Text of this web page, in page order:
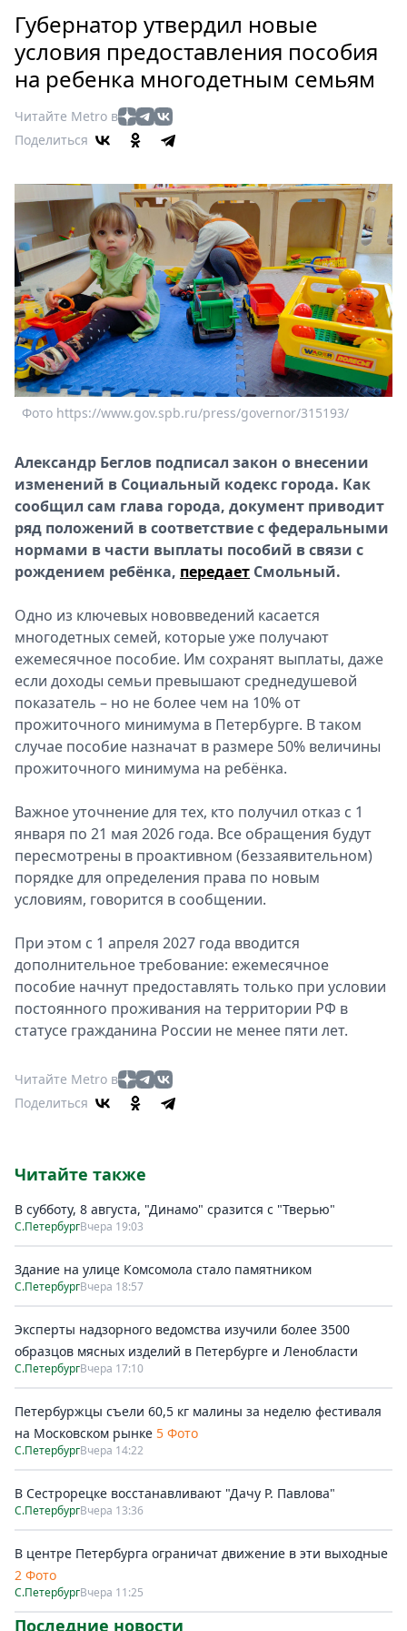
Россия
Мир
Здоровье
Туризм
Мода
Театр
Кино
Афиша
Книги
Выставки
Пресс-
релизы
О
Metro
Стримы
Спецпроекты
Выборы
2026
Скачай
Metro
Губернатор утвердил новые
условия предоставления пособия
на ребенка многодетным семьям
Читайте Metro в
Поделиться
Фото https://www.gov.spb.ru/press/governor/315193/
Александр Беглов подписал закон о внесении
изменений в Социальный кодекс города. Как
сообщил сам глава города, документ приводит
ряд положений в соответствие с федеральными
нормами в части выплаты пособий в связи с
рождением ребёнка, передает Смольный.
Одно из ключевых нововведений касается
многодетных семей, которые уже получают
ежемесячное пособие. Им сохранят выплаты, даже
если доходы семьи превышают среднедушевой
показатель – но не более чем на 10% от
прожиточного минимума в Петербурге. В таком
случае пособие назначат в размере 50% величины
прожиточного минимума на ребёнка.
Важное уточнение для тех, кто получил отказ с 1
января по 21 мая 2026 года. Все обращения будут
пересмотрены в проактивном (беззаявительном)
порядке для определения права по новым
условиям, говорится в сообщении.
При этом с 1 апреля 2027 года вводится
дополнительное требование: ежемесячное
пособие начнут предоставлять только при условии
постоянного проживания на территории РФ в
статусе гражданина России не менее пяти лет.
Читайте Metro в
Поделиться
Читайте также
В субботу, 8 августа, "Динамо" сразится с "Тверью"
С.ПетербургВчера 19:03
Здание на улице Комсомола стало памятником
С.ПетербургВчера 18:57
Эксперты надзорного ведомства изучили более 3500
образцов мясных изделий в Петербурге и Ленобласти
С.ПетербургВчера 17:10
Петербуржцы съели 60,5 кг малины за неделю фестиваля
на Московском рынке 5 Фото
С.ПетербургВчера 14:22
В Сестрорецке восстанавливают "Дачу Р. Павлова"
С.ПетербургВчера 13:36
В центре Петербурга ограничат движение в эти выходные
2 Фото
С.ПетербургВчера 11:25
Последние новости